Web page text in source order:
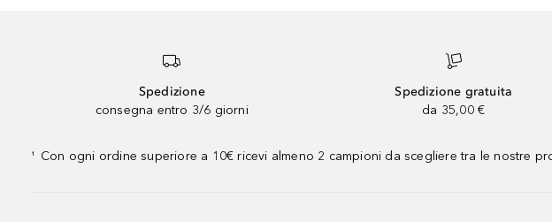
Spedizione
consegna entro 3/6 giorni
Spedizione gratuita
da 35,00 €
¹ Con ogni ordine superiore a 10€ ricevi almeno 2 campioni da scegliere tra le nostre